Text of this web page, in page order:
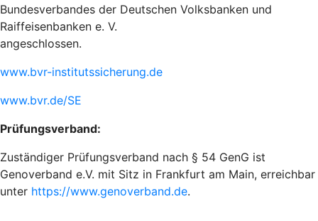
Bundesverbandes der Deutschen Volksbanken und
Raiffeisenbanken e. V.
angeschlossen.
www.bvr-institutssicherung.de
www.bvr.de/SE
Prüfungsverband:
Zuständiger Prüfungsverband nach § 54 GenG ist
Genoverband e.V. mit Sitz in Frankfurt am Main, erreichbar
unter https://www.genoverband.de.